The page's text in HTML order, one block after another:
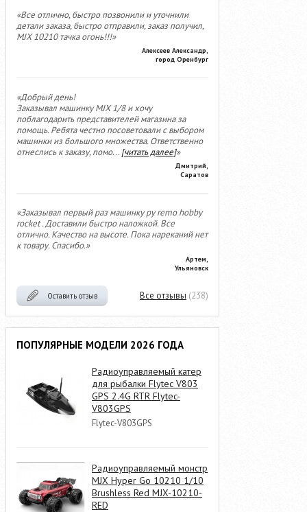
«Все отлично, быстро позвонили и уточнили
детали заказа, быстро отправили, заказ получил,
MJX 10210 тачка огонь!!!»
Алексеев Александр,
город Оренбург
«Добрый день!
Заказывал машинку MJX 1/8 и хочу
поблагодарить представителей магазина за
помощь. Ребята честно посоветовали с выбором
машинки из большого множества. Ответственно
отнеслись к заказу, помо...[читать далее]»
Дмитрий,
Саратов
«Заказывал первый раз машинку ру remo hobby
rocket . Доставили быстро наложкой. Все
отлично. Качество на высоте. Пока нареканий нет
к товару. Спасибо.»
Артем,
Ульяновск
Оставить отзыв Все отзывы (238)
ПОПУЛЯРНЫЕ МОДЕЛИ 2026 ГОДА
Радиоуправляемый катер
для рыбалки Flytec V803
GPS 2.4G RTR Flytec-
V803GPS
Flytec-V803GPS
Радиоуправляемый монстр
MJX Hyper Go 10210 1/10
Brushless Red MJX-10210-
RED